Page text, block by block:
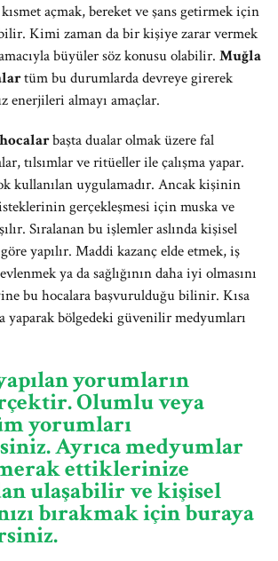
açmak, bereket ve şans getirmek için
Kimi zaman da bir kişiye zarar vermek
büyüler söz konusu olabilir. Muğla
tüm bu durumlarda devreye girerek
enerjileri almayı amaçlar.
başta dualar olmak üzere fal
tılsımlar ve ritüeller ile çalışma yapar.
kullanılan uygulamadır. Ancak kişinin
gerçekleşmesi için muska ve
Sıralanan bu işlemler aslında kişisel
yapılır. Maddi kazanç elde etmek, iş
ya da sağlığının daha iyi olmasını
bu hocalara başvurulduğu bilinir. Kısa
yaparak bölgedeki güvenilir medyumları
yorumların
Olumlu veya
yorumları
Ayrıca medyumlar
ettiklerinize
ulaşabilir ve kişisel
bırakmak için buraya